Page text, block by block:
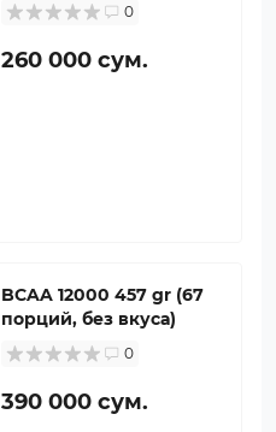
0
260 000 сум.
BCAA 12000 457 gr (67
порций, без вкуса)
0
390 000 сум.